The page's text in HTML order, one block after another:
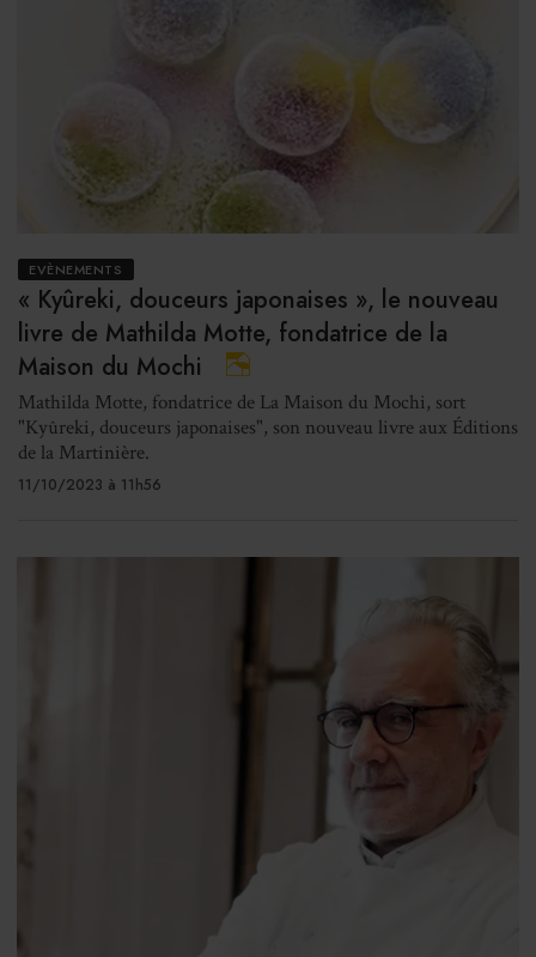
EVÈNEMENTS
« Kyûreki, douceurs japonaises », le nouveau
livre de Mathilda Motte, fondatrice de la
Maison du Mochi
Mathilda Motte, fondatrice de La Maison du Mochi, sort
"Kyûreki, douceurs japonaises", son nouveau livre aux Éditions
de la Martinière.
11/10/2023 à 11h56